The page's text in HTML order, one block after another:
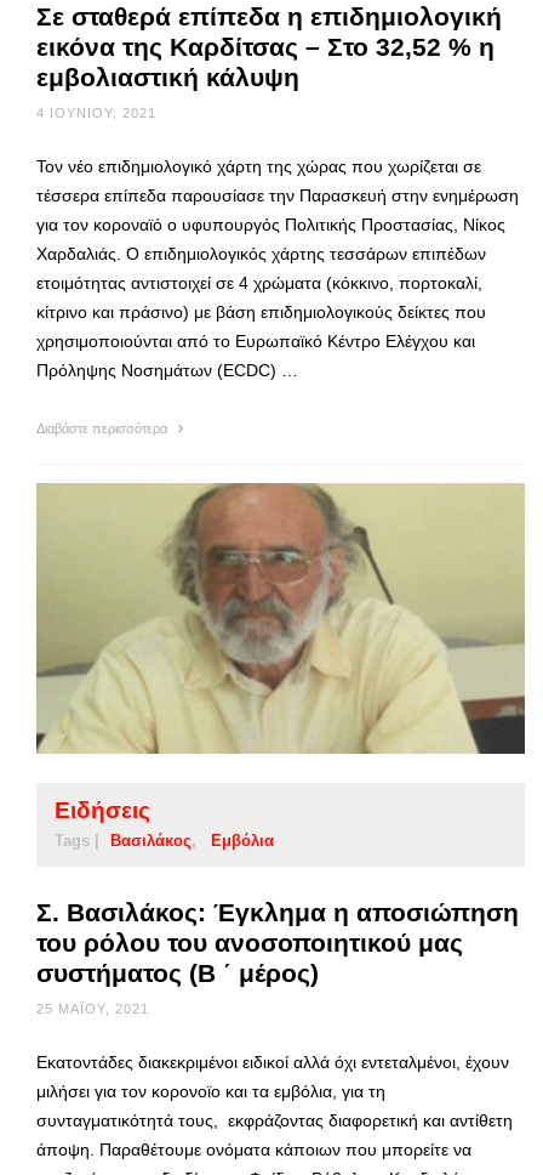
Σε σταθερά επίπεδα η επιδημιολογική
εικόνα της Καρδίτσας – Στο 32,52 % η
εμβολιαστική κάλυψη
4 ΙΟΥΝΊΟΥ, 2021
Τον νέο επιδημιολογικό χάρτη της χώρας που χωρίζεται σε
τέσσερα επίπεδα παρουσίασε την Παρασκευή στην ενημέρωση
για τον κοροναϊό ο υφυπουργός Πολιτικής Προστασίας, Νίκος
Χαρδαλιάς. Ο επιδημιολογικός χάρτης τεσσάρων επιπέδων
ετοιμότητας αντιστοιχεί σε 4 χρώματα (κόκκινο, πορτοκαλί,
κίτρινο και πράσινο) με βάση επιδημιολογικούς δείκτες που
χρησιμοποιούνται από το Ευρωπαϊκό Κέντρο Ελέγχου και
Πρόληψης Νοσημάτων (ECDC) …
Διαβάστε περισσότερα
Ειδήσεις
Tags | Βασιλάκος Εμβόλια
Σ. Βασιλάκος: Έγκλημα η αποσιώπηση
του ρόλου του ανοσοποιητικού μας
συστήματος (Β ΄ μέρος)
25 ΜΑΪ́ΟΥ, 2021
Εκατοντάδες διακεκριμένοι ειδικοί αλλά όχι εντεταλμένοι, έχουν
μιλήσει για τον κορονοϊο και τα εμβόλια, για τη
συνταγματικότητά τους, εκφράζοντας διαφορετική και αντίθετη
άποψη. Παραθέτουμε ονόματα κάποιων που μπορείτε να